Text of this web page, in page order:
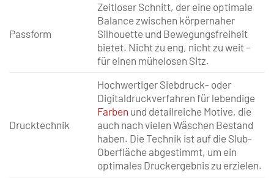
Passform
Zeitloser Schnitt, der eine optimale
Balance zwischen körpernaher
Silhouette und Bewegungsfreiheit
bietet. Nicht zu eng, nicht zu weit –
für einen mühelosen Sitz.
Drucktechnik
Hochwertiger Siebdruck- oder
Digitaldruckverfahren für lebendige
Farben und detailreiche Motive, die
auch nach vielen Wäschen Bestand
haben. Die Technik ist auf die Slub-
Oberfläche abgestimmt, um ein
optimales Druckergebnis zu erzielen.